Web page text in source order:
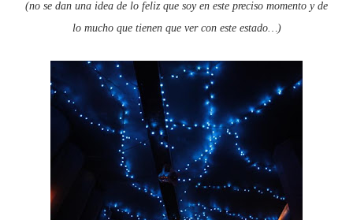
(no se dan una idea de lo feliz que soy en este preciso momento y de
lo mucho que tienen que ver con este estado…)